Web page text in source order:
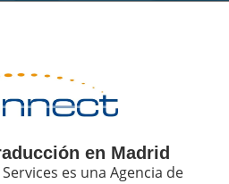
en Madrid
es una Agencia de